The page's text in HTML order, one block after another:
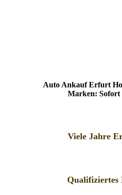
Auto Ankauf Erfurt
Marken: Sofort
Viele Jahre
Qualifiziertes